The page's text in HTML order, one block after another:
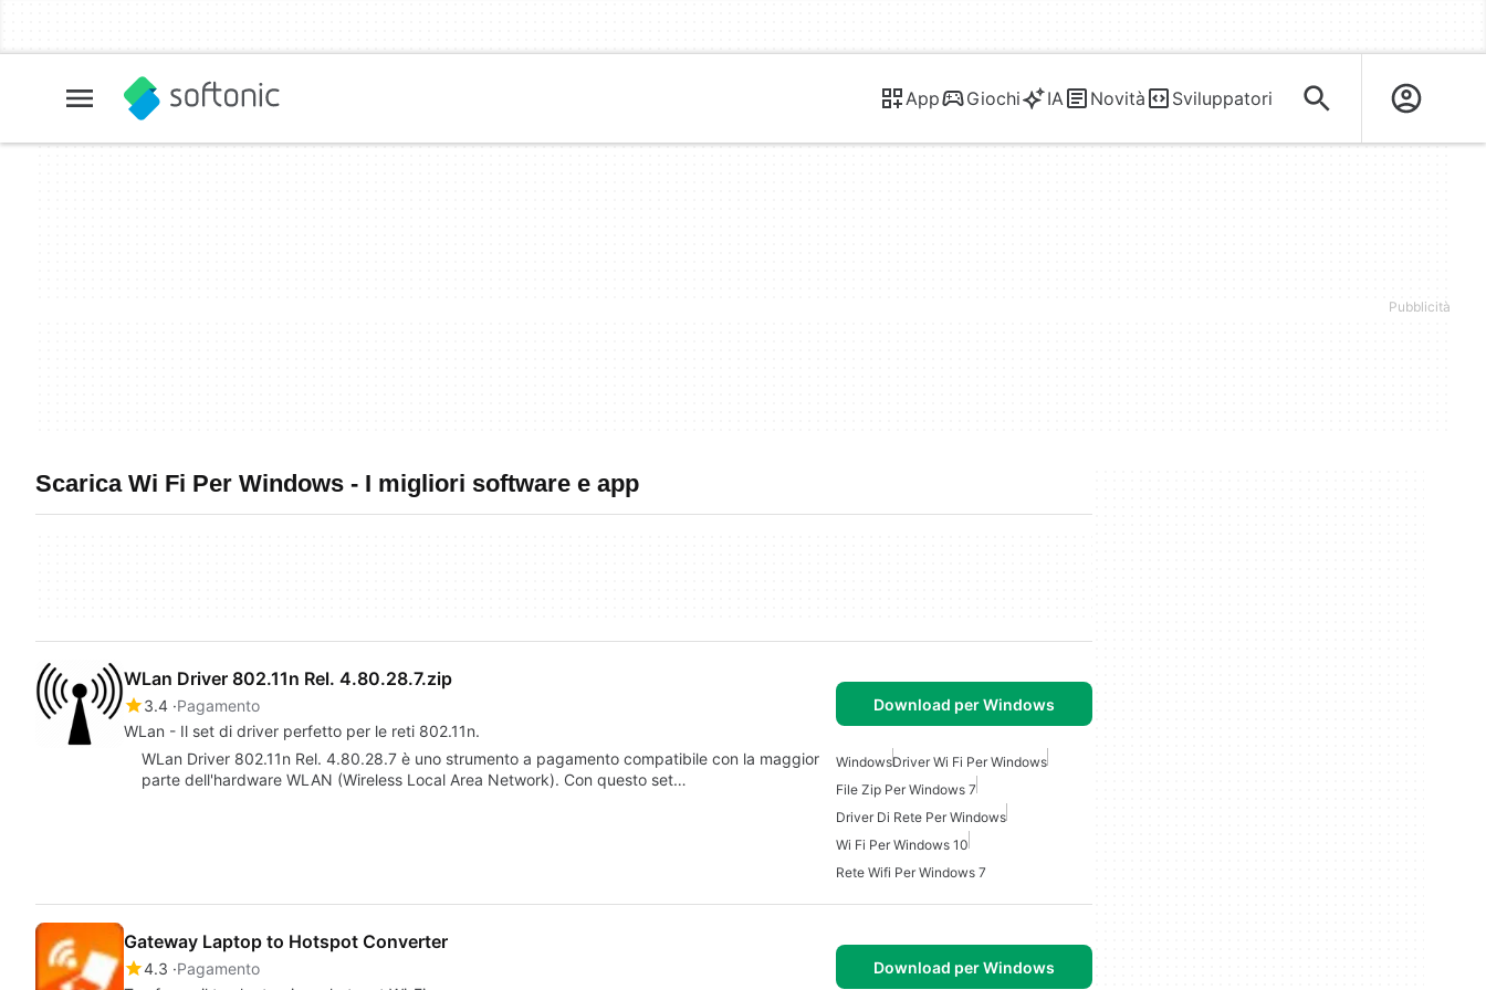
App Giochi IA Novità Sviluppatori
Scarica Wi Fi Per Windows - I migliori software e app
WLan Driver 802.11n Rel. 4.80.28.7.zip
3.4 Pagamento
WLan - Il set di driver perfetto per le reti 802.11n.
Download per Windows
WLan Driver 802.11n Rel. 4.80.28.7 è uno strumento a pagamento compatibile con la maggior
parte dell'hardware WLAN (Wireless Local Area Network). Con questo set…
WindowsDriver Wi Fi Per Windows
File Zip Per Windows 7
Driver Di Rete Per Windows
Wi Fi Per Windows 10
Rete Wifi Per Windows 7
Gateway Laptop to Hotspot Converter
4.3 Pagamento
Download per Windows